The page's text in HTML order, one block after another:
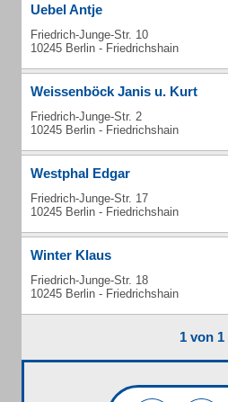
Uebel Antje
Friedrich-Junge-Str. 10
10245 Berlin - Friedrichshain
Weissenböck Janis u. Kurt
Friedrich-Junge-Str. 2
10245 Berlin - Friedrichshain
Westphal Edgar
Friedrich-Junge-Str. 17
10245 Berlin - Friedrichshain
Winter Klaus
Friedrich-Junge-Str. 18
10245 Berlin - Friedrichshain
1 von 1